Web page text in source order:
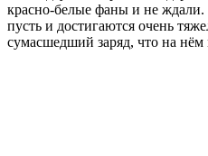
красно-белые фаны и не ждали.
пусть и достигаются очень
сумасшедший заряд, что на нём